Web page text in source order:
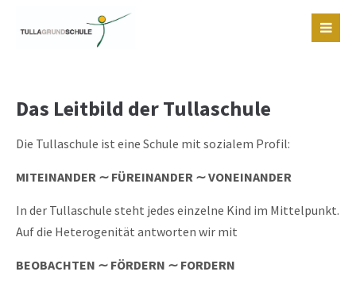
Register|Lost your password?
Das Leitbild der Tullaschule
Die Tullaschule ist eine Schule mit sozialem Profil:
MITEINANDER ∼ FÜREINANDER ∼ VONEINANDER
In der Tullaschule steht jedes einzelne Kind im Mittelpunkt.
Auf die Heterogenität antworten wir mit
BEOBACHTEN ∼ FÖRDERN ∼ FORDERN